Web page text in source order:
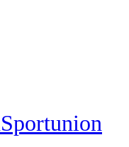
Sportunion